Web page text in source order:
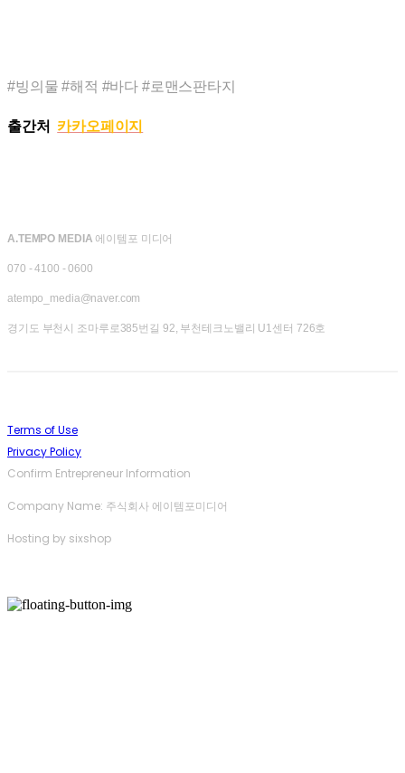
#빙의물 #해적 #바다 #로맨스판타지
출간처 카카오페이지
A.TEMPO MEDIA 에이템포 미디어
070 - 4100 - 0600
atempo_media@naver.com
경기도 부천시 조마루로385번길 92, 부천테크노밸리 U1센터 726호
Terms of Use
Privacy Policy
Confirm Entrepreneur Information
Company Name: 주식회사 에이템포미디어
Hosting by sixshop